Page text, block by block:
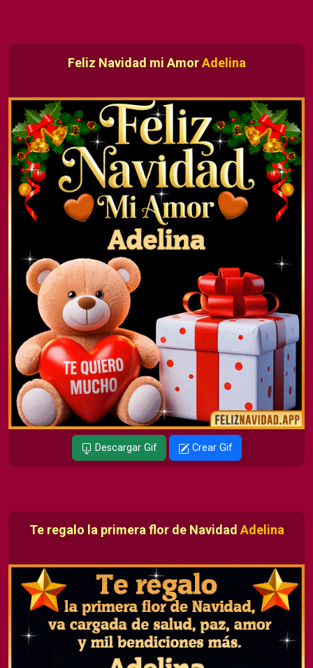
Feliz Navidad mi AmorAdelina
Descargar Gif Crear Gif
Te regalo la primera flor de Navidad Adelina